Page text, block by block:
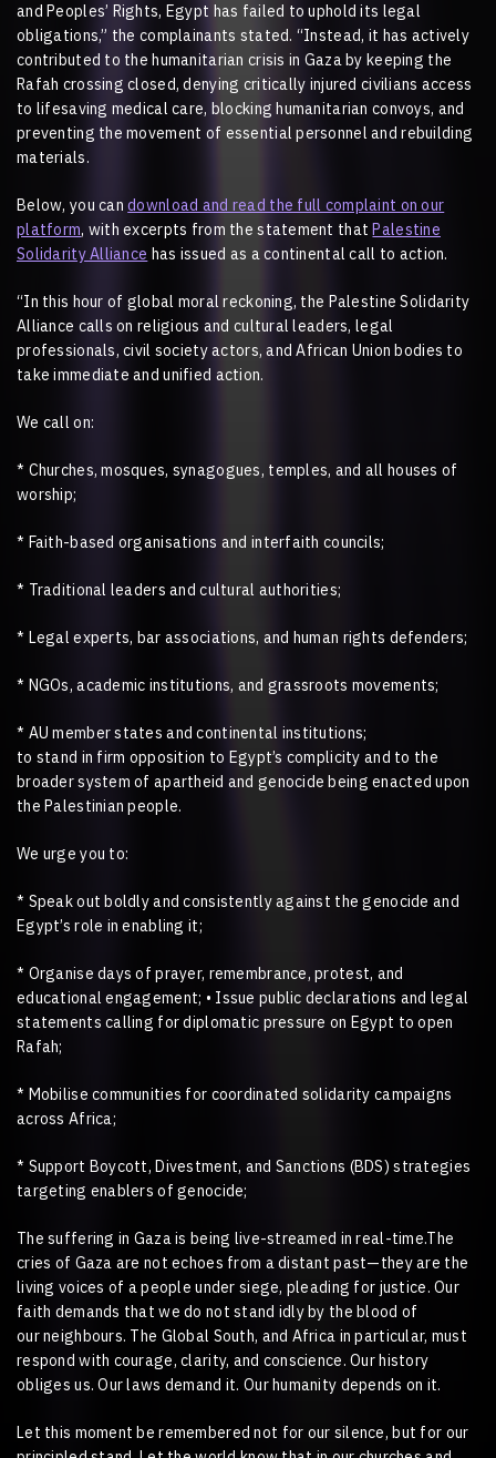
and Peoples’ Rights, Egypt has failed to uphold its legal
obligations,” the complainants stated. “Instead, it has actively
contributed to the humanitarian crisis in Gaza by keeping the
Rafah crossing closed, denying critically injured civilians access
to lifesaving medical care, blocking humanitarian convoys, and
preventing the movement of essential personnel and rebuilding
materials.
Below, you candownload and read the full complaint on our
platform, with excerpts from the statement thatPalestine
Solidarity Alliance has issued as a continental call to action.
“In this hour of global moral reckoning, the Palestine Solidarity
Alliance calls on religious and cultural leaders, legal
professionals, civil society actors, and African Union bodies to
take immediate and unified action.
We call on:
* Churches, mosques, synagogues, temples, and all houses of
worship;
* Faith-based organisations and interfaith councils;
* Traditional leaders and cultural authorities;
* Legal experts, bar associations, and human rights defenders;
* NGOs, academic institutions, and grassroots movements;
* AU member states and continental institutions;
to stand in firm opposition to Egypt’s complicity and to the
broader system of apartheid and genocide being enacted upon
the Palestinian people.
We urge you to:
* Speak out boldly and consistently against the genocide and
Egypt’s role in enabling it;
* Organise days of prayer, remembrance, protest, and
educational engagement; • Issue public declarations and legal
statements calling for diplomatic pressure on Egypt to open
Rafah;
* Mobilise communities for coordinated solidarity campaigns
across Africa;
* Support Boycott, Divestment, and Sanctions (BDS) strategies
targeting enablers of genocide;
The suffering in Gaza is being live-streamed in real-time.The
cries of Gaza are not echoes from a distant past—they are the
living voices of a people under siege, pleading for justice. Our
faith demands that we do not stand idly by the blood of
our neighbours. The Global South, and Africa in particular, must
respond with courage, clarity, and conscience. Our history
obliges us. Our laws demand it. Our humanity depends on it.
Let this moment be remembered not for our silence, but for our